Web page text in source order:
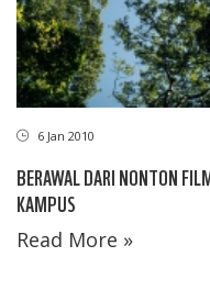
6 Jan 2010
BERAWAL DARI NONTON
KAMPUS
Read More »